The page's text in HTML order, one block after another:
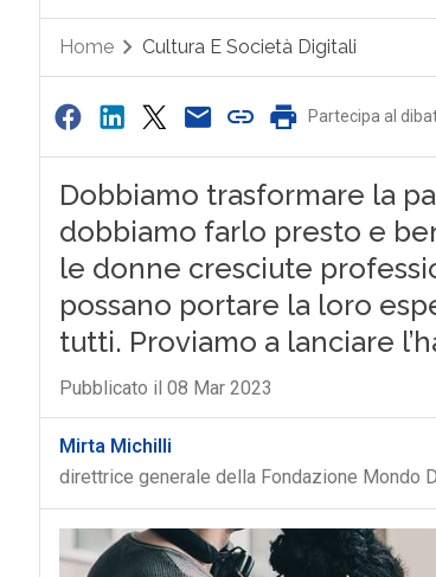
Home Cultura E Società Digitali
Partecipa al
Dobbiamo trasformare la
dobbiamo farlo presto e
le donne cresciute
possano portare la loro
tutti. Proviamo a lanciare
Pubblicato il 08 Mar 2023
Mirta Michilli
direttrice generale della Fondazione Mondo